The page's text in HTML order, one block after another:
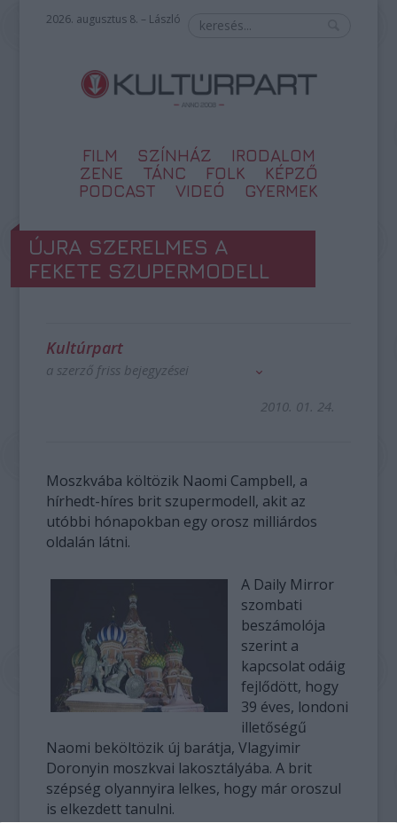
2026. augusztus 8. – László
FILM SZÍNHÁZ
IRODALOM
ZENE
TÁNC FOLK
KÉPZŐ
PODCAST
VIDEÓ GYERMEK
ÚJRA SZERELMES A
FEKETE SZUPERMODELL
Kultúrpart
a szerző friss bejegyzései
2010. 01. 24.
Moszkvába költözik Naomi Campbell, a
hírhedt-híres brit szupermodell, akit az
utóbbi hónapokban egy orosz milliárdos
oldalán látni.
A Daily Mirror
szombati
beszámolója
szerint a
kapcsolat odáig
fejlődött, hogy
39 éves, londoni
illetőségű
Naomi beköltözik új barátja, Vlagyimir
Doronyin moszkvai lakosztályába. A brit
szépség olyannyira lelkes, hogy már oroszul
is elkezdett tanulni.